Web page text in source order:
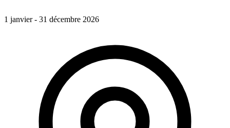
1 janvier - 31 décembre 2026